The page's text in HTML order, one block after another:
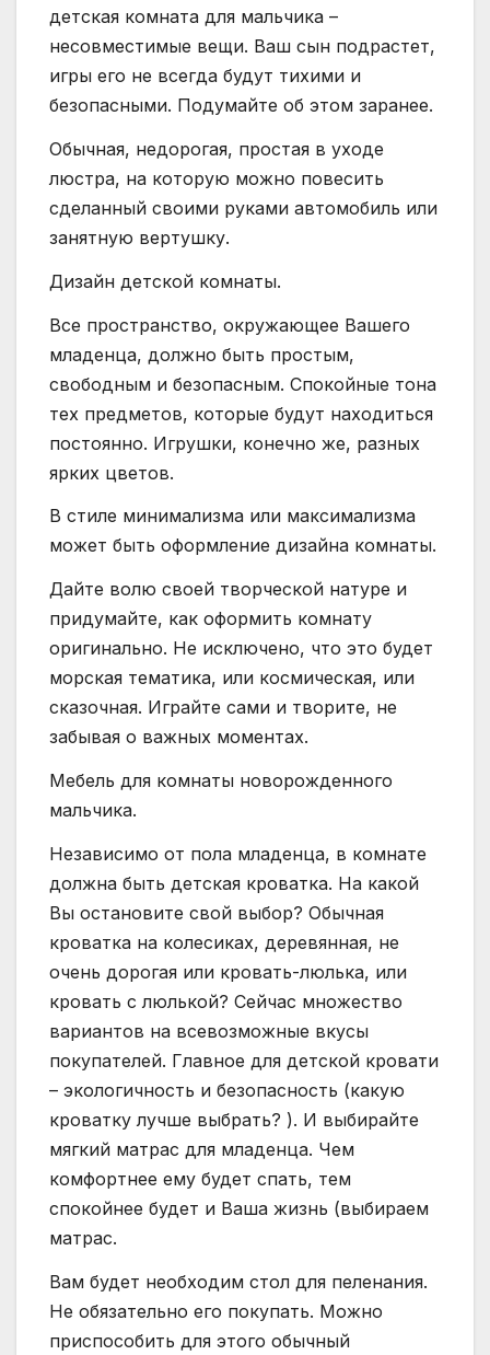
детская комната для мальчика –
несовместимые вещи. Ваш сын подрастет,
игры его не всегда будут тихими и
безопасными. Подумайте об этом заранее.
Обычная, недорогая, простая в уходе
люстра, на которую можно повесить
сделанный своими руками автомобиль или
занятную вертушку.
Дизайн детской комнаты.
Все пространство, окружающее Вашего
младенца, должно быть простым,
свободным и безопасным. Спокойные тона
тех предметов, которые будут находиться
постоянно. Игрушки, конечно же, разных
ярких цветов.
В стиле минимализма или максимализма
может быть оформление дизайна комнаты.
Дайте волю своей творческой натуре и
придумайте, как оформить комнату
оригинально. Не исключено, что это будет
морская тематика, или космическая, или
сказочная. Играйте сами и творите, не
забывая о важных моментах.
Мебель для комнаты новорожденного
мальчика.
Независимо от пола младенца, в комнате
должна быть детская кроватка. На какой
Вы остановите свой выбор? Обычная
кроватка на колесиках, деревянная, не
очень дорогая или кровать-люлька, или
кровать с люлькой? Сейчас множество
вариантов на всевозможные вкусы
покупателей. Главное для детской кровати
– экологичность и безопасность (какую
кроватку лучше выбрать? ). И выбирайте
мягкий матрас для младенца. Чем
комфортнее ему будет спать, тем
спокойнее будет и Ваша жизнь (выбираем
матрас.
Вам будет необходим стол для пеленания.
Не обязательно его покупать. Можно
приспособить для этого обычный